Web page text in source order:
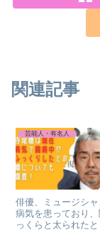
関連記事
芸能人・有名人
俳優、ミュージシ
病気を患っており
っくらと太られた